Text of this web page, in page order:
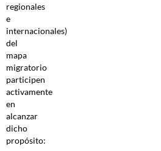
regionales
e
internacionales)
del
mapa
migratorio
participen
activamente
en
alcanzar
dicho
propósito: